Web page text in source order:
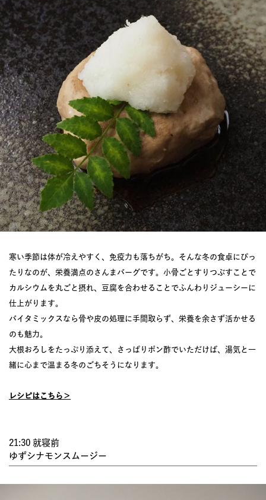
寒い季節は体が冷えやすく、免疫力も落ちがち。そんな冬の食卓にぴっ
たりなのが、栄養満点のさんまバーグです。小骨ごとすりつぶすことで
カルシウムを丸ごと摂れ、豆腐を合わせることでふんわりジューシーに
仕上がります。
バイタミックスなら骨や皮の処理に手間取らず、栄養を余さず活かせる
のも魅力。
大根おろしをたっぷり添えて、さっぱりポン酢でいただけば、湯気と一
緒に心まで温まる冬のごちそうになります。
レシピはこちら＞
21:30 就寝前
ゆずシナモンスムージー